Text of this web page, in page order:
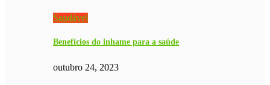
Saudável
Benefícios do inhame para a saúde
outubro 24, 2023